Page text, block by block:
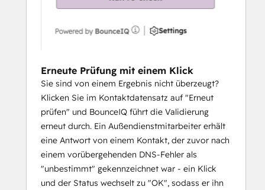
Erneute Prüfung mit einem Klick
Sie sind von einem Ergebnis nicht überzeugt?
Klicken Sie im Kontaktdatensatz auf "Erneut
prüfen" und BounceIQ führt die Validierung
erneut durch. Ein Außendienstmitarbeiter erhält
eine Antwort von einem Kontakt, der zuvor nach
einem vorübergehenden DNS-Fehler als
"unbestimmt" gekennzeichnet war - ein Klick
und der Status wechselt zu "OK", sodass er ihn